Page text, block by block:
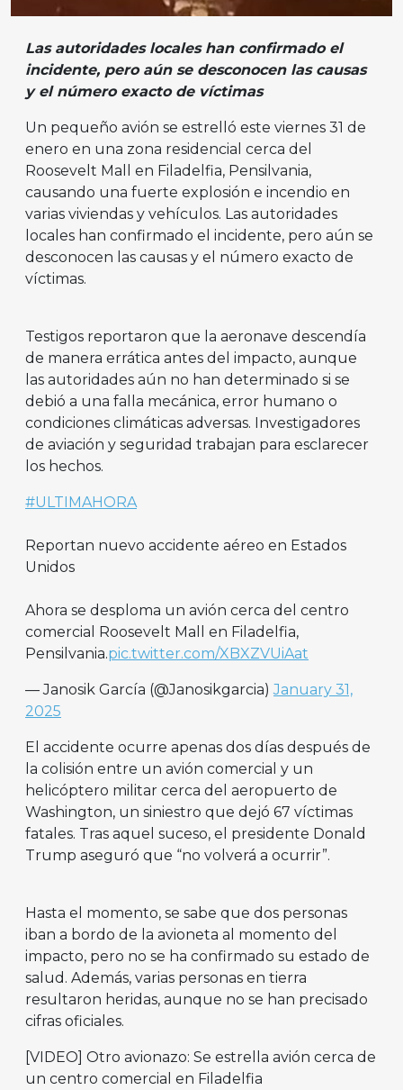
Las autoridades locales han confirmado el
incidente, pero aún se desconocen las causas
y el número exacto de víctimas
Un pequeño avión se estrelló este viernes 31 de
enero en una zona residencial cerca del
Roosevelt Mall en Filadelfia, Pensilvania,
causando una fuerte explosión e incendio en
varias viviendas y vehículos. Las autoridades
locales han confirmado el incidente, pero aún se
desconocen las causas y el número exacto de
víctimas.
Testigos reportaron que la aeronave descendía
de manera errática antes del impacto, aunque
las autoridades aún no han determinado si se
debió a una falla mecánica, error humano o
condiciones climáticas adversas. Investigadores
de aviación y seguridad trabajan para esclarecer
los hechos.
#ULTIMAHORA
Reportan nuevo accidente aéreo en Estados
Unidos
Ahora se desploma un avión cerca del centro
comercial Roosevelt Mall en Filadelfia,
Pensilvania.pic.twitter.com/XBXZVUiAat
— Janosik García (@Janosikgarcia)January 31,
2025
El accidente ocurre apenas dos días después de
la colisión entre un avión comercial y un
helicóptero militar cerca del aeropuerto de
Washington, un siniestro que dejó 67 víctimas
fatales. Tras aquel suceso, el presidente Donald
Trump aseguró que “no volverá a ocurrir”.
Hasta el momento, se sabe que dos personas
iban a bordo de la avioneta al momento del
impacto, pero no se ha confirmado su estado de
salud. Además, varias personas en tierra
resultaron heridas, aunque no se han precisado
cifras oficiales.
[VIDEO] Otro avionazo: Se estrella avión cerca de
un centro comercial en Filadelfia